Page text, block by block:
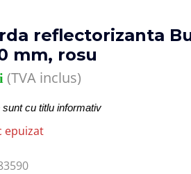
reflectorizanta
mm, rosu
(TVA inclus)
sunt cu titlu informativ
epuizat